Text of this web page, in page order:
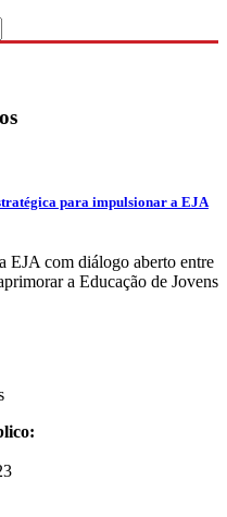
para impulsionar a EJA
EJA com diálogo aberto entre
a Educação de Jovens